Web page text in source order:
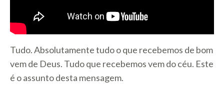
Tudo. Absolutamente tudo o que recebemos de bom
vem de Deus. Tudo que recebemos vem do céu. Este
é o assunto desta mensagem.